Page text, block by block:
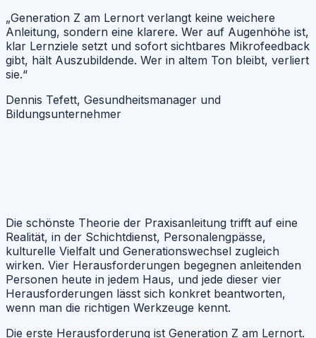
„Generation Z am Lernort verlangt keine weichere
Anleitung, sondern eine klarere. Wer auf Augenhöhe ist,
klar Lernziele setzt und sofort sichtbares Mikrofeedback
gibt, hält Auszubildende. Wer in altem Ton bleibt, verliert
sie.“
Dennis Tefett, Gesundheitsmanager und
Bildungsunternehmer
Die schönste Theorie der Praxisanleitung trifft auf eine
Realität, in der Schichtdienst, Personalengpässe,
kulturelle Vielfalt und Generationswechsel zugleich
wirken. Vier Herausforderungen begegnen anleitenden
Personen heute in jedem Haus, und jede dieser vier
Herausforderungen lässt sich konkret beantworten,
wenn man die richtigen Werkzeuge kennt.
Die erste Herausforderung ist Generation Z am Lernort.